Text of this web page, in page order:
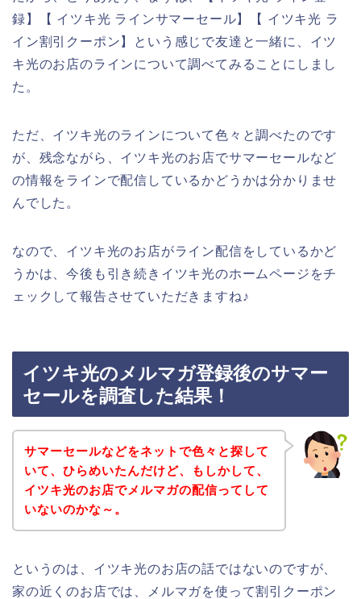
録】【 イツキ光 ラインサマーセール】【 イツキ光 ラ
イン割引クーポン】という感じで友達と一緒に、イツ
キ光のお店のラインについて調べてみることにしまし
た。
ただ、イツキ光のラインについて色々と調べたのです
が、残念ながら、イツキ光のお店でサマーセールなど
の情報をラインで配信しているかどうかは分かりませ
んでした。
なので、イツキ光のお店がライン配信をしているかど
うかは、今後も引き続きイツキ光のホームページをチ
ェックして報告させていただきますね♪
イツキ光のメルマガ登録後のサマー
セールを調査した結果！
サマーセールなどをネットで色々と探して
いて、ひらめいたんだけど、もしかして、
イツキ光のお店でメルマガの配信ってして
いないのかな～。
というのは、イツキ光のお店の話ではないのですが、
家の近くのお店では、メルマガを使って割引クーポン